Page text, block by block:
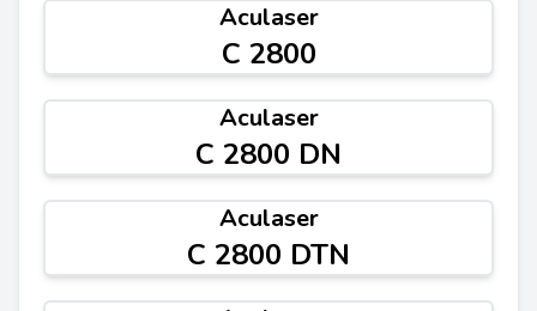
Aculaser
C 2800
Aculaser
C 2800 DN
Aculaser
C 2800 DTN